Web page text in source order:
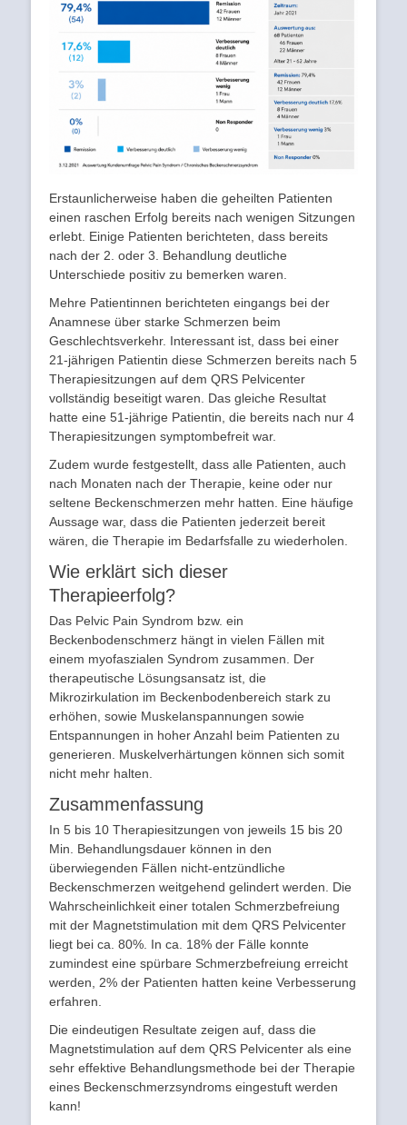
Erstaunlicherweise haben die geheilten Patienten
einen raschen Erfolg bereits nach wenigen Sitzungen
erlebt. Einige Patienten berichteten, dass bereits
nach der 2. oder 3. Behandlung deutliche
Unterschiede positiv zu bemerken waren.
Mehre Patientinnen berichteten eingangs bei der
Anamnese über starke Schmerzen beim
Geschlechtsverkehr. Interessant ist, dass bei einer
21-jährigen Patientin diese Schmerzen bereits nach 5
Therapiesitzungen auf dem QRS Pelvicenter
vollständig beseitigt waren. Das gleiche Resultat
hatte eine 51-jährige Patientin, die bereits nach nur 4
Therapiesitzungen symptombefreit war.
Zudem wurde festgestellt, dass alle Patienten, auch
nach Monaten nach der Therapie, keine oder nur
seltene Beckenschmerzen mehr hatten. Eine häufige
Aussage war, dass die Patienten jederzeit bereit
wären, die Therapie im Bedarfsfalle zu wiederholen.
Wie erklärt sich dieser
Therapieerfolg?
Das Pelvic Pain Syndrom bzw. ein
Beckenbodenschmerz hängt in vielen Fällen mit
einem myofaszialen Syndrom zusammen. Der
therapeutische Lösungsansatz ist, die
Mikrozirkulation im Beckenbodenbereich stark zu
erhöhen, sowie Muskelanspannungen sowie
Entspannungen in hoher Anzahl beim Patienten zu
generieren. Muskelverhärtungen können sich somit
nicht mehr halten.
Zusammenfassung
In 5 bis 10 Therapiesitzungen von jeweils 15 bis 20
Min. Behandlungsdauer können in den
überwiegenden Fällen nicht-entzündliche
Beckenschmerzen weitgehend gelindert werden. Die
Wahrscheinlichkeit einer totalen Schmerzbefreiung
mit der Magnetstimulation mit dem QRS Pelvicenter
liegt bei ca. 80%. In ca. 18% der Fälle konnte
zumindest eine spürbare Schmerzbefreiung erreicht
werden, 2% der Patienten hatten keine Verbesserung
erfahren.
Die eindeutigen Resultate zeigen auf, dass die
Magnetstimulation auf dem QRS Pelvicenter als eine
sehr effektive Behandlungsmethode bei der Therapie
eines Beckenschmerzsyndroms eingestuft werden
kann!